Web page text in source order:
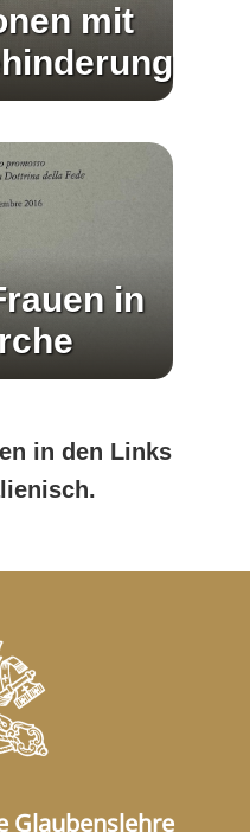
mit
in
in den Links
Glaubenslehre